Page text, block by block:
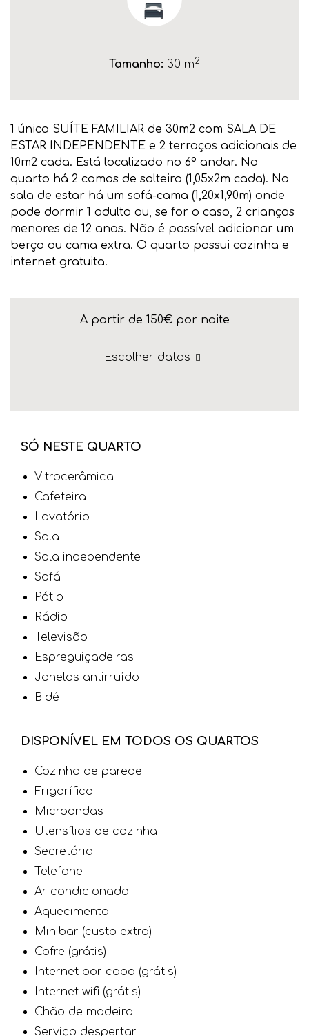
Tamanho: 30 m2
1 única SUÍTE FAMILIAR de 30m2 com SALA DE
ESTAR INDEPENDENTE e 2 terraços adicionais de
10m2 cada. Está localizado no 6º andar. No
quarto há 2 camas de solteiro (1,05x2m cada). Na
sala de estar há um sofá-cama (1,20x1,90m) onde
pode dormir 1 adulto ou, se for o caso, 2 crianças
menores de 12 anos. Não é possível adicionar um
berço ou cama extra. O quarto possui cozinha e
internet gratuita.
A partir de 150€ por noite
Escolher datas
SÓ NESTE QUARTO
Vitrocerâmica
Cafeteira
Lavatório
Sala
Sala independente
Sofá
Pátio
Rádio
Televisão
Espreguiçadeiras
Janelas antirruído
Bidé
DISPONÍVEL EM TODOS OS QUARTOS
Cozinha de parede
Frigorífico
Microondas
Utensílios de cozinha
Secretária
Telefone
Ar condicionado
Aquecimento
Minibar (custo extra)
Cofre (grátis)
Internet por cabo (grátis)
Internet wifi (grátis)
Chão de madeira
Serviço despertar